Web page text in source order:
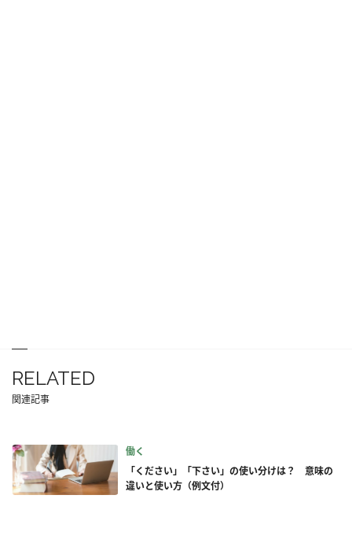
RELATED
関連記事
働く
「ください」「下さい」の使い分けは？ 意味の
違いと使い方（例文付）